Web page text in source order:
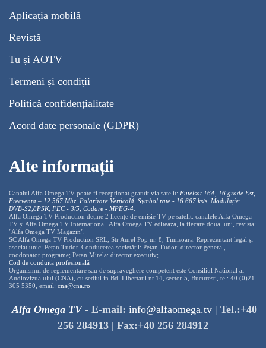
Aplicația mobilă
Revistă
Tu și AOTV
Termeni și condiții
Politică confidențialitate
Acord date personale (GDPR)
Alte informații
Canalul Alfa Omega TV poate fi recepționat gratuit via satelit: Eutelsat 16A, 16 grade Est,
Frecventa – 12.567 Mhz, Polarizare Verticală, Symbol rate - 16.667 ks/s, Modulație:
DVB-S2,8PSK, FEC - 3/5, Codare - MPEG-4
Alfa Omega TV Production deține 2 licențe de emisie TV pe satelit: canalele Alfa Omega
TV și Alfa Omega TV Internațional. Alfa Omega TV editeaza, la fiecare doua luni, revista:
"Alfa Omega TV Magazin".
SC Alfa Omega TV Production SRL, Str Aurel Pop nr. 8, Timisoara. Reprezentant legal și
asociat unic: Pețan Tudor. Conducerea societății: Pețan Tudor: director general,
coodonator programe; Pețan Mirela: director executiv;
Cod de conduită profesională
Organismul de reglementare sau de supraveghere competent este Consiliul National al
Audiovizualului (CNA), cu sediul in Bd. Libertatii nr.14, sector 5, Bucuresti, tel: 40 (0)21
305 5350, email: cna@cna.ro
Alfa Omega TV- E-mail: info@alfaomega.tv | Tel.:+40
256 284913 | Fax:+40 256 284912